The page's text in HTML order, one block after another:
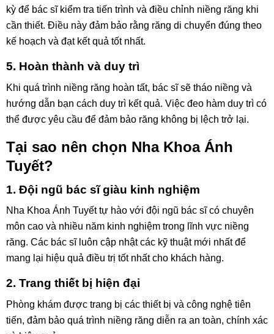
kỳ để bác sĩ kiểm tra tiến trình và điều chỉnh niềng răng khi
cần thiết. Điều này đảm bảo rằng răng di chuyển đúng theo
kế hoạch và đạt kết quả tốt nhất.
5. Hoàn thành và duy trì
Khi quá trình niềng răng hoàn tất, bác sĩ sẽ tháo niềng và
hướng dẫn bạn cách duy trì kết quả. Việc đeo hàm duy trì có
thể được yêu cầu để đảm bảo răng không bị lệch trở lại.
Tại sao nên chọn Nha Khoa Ánh
Tuyết?
1. Đội ngũ bác sĩ giàu kinh nghiệm
Nha Khoa Ánh Tuyết tự hào với đội ngũ bác sĩ có chuyên
môn cao và nhiều năm kinh nghiệm trong lĩnh vực niềng
răng. Các bác sĩ luôn cập nhật các kỹ thuật mới nhất để
mang lại hiệu quả điều trị tốt nhất cho khách hàng.
2. Trang thiết bị hiện đại
Phòng khám được trang bị các thiết bị và công nghệ tiên
tiến, đảm bảo quá trình niềng răng diễn ra an toàn, chính xác